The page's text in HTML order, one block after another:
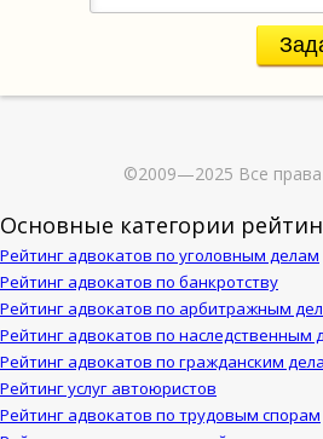
©2009—2025 Все
Основные категории
Рейтинг адвокатов по уголовным делам
Рейтинг адвокатов по банкротству
Рейтинг адвокатов по арбитражным
Рейтинг адвокатов по наследственным
Рейтинг адвокатов по гражданским
Рейтинг услуг автоюристов
Рейтинг адвокатов по трудовым спорам